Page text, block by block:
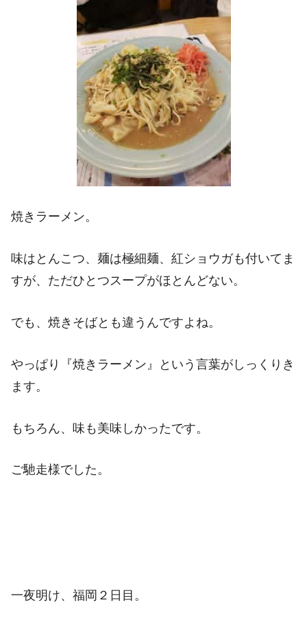
焼きラーメン。
味はとんこつ、麺は極細麺、紅ショウガも付いてま
すが、ただひとつスープがほとんどない。
でも、焼きそばとも違うんですよね。
やっぱり『焼きラーメン』という言葉がしっくりき
ます。
もちろん、味も美味しかったです。
ご馳走様でした。
一夜明け、福岡２日目。